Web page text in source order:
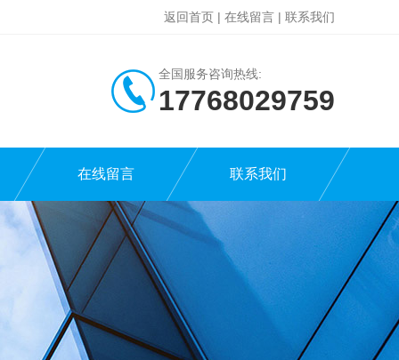
返回首页 | 在线留言 | 联系我们
全国服务咨询热线:
17768029759
在线留言 联系我们